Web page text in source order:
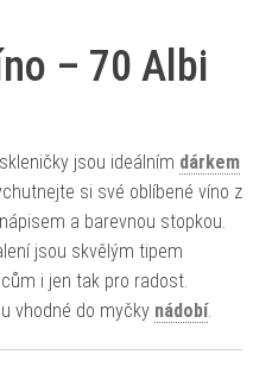
– 70 Albi
jsou ideálním dárkem
si své oblíbené víno z
a barevnou stopkou.
jsou skvělým tipem
i jen tak pro radost.
vhodné do myčky nádobí.